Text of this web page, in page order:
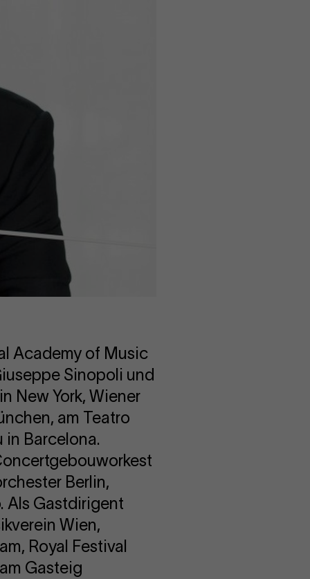
Academy of Music
Sinopoli und
New York, Wiener
am Teatro
in Barcelona.
Berlin,
Als Gastdirigent
Wien,
Royal Festival
Gasteig